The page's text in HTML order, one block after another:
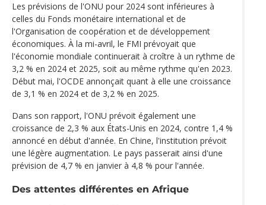
Les prévisions de l'ONU pour 2024 sont inférieures à
celles du Fonds monétaire international et de
l'Organisation de coopération et de développement
économiques. À la mi-avril, le FMI prévoyait que
l'économie mondiale continuerait à croître à un rythme de
3,2 % en 2024 et 2025, soit au même rythme qu'en 2023.
Début mai, l'OCDE annonçait quant à elle une croissance
de 3,1 % en 2024 et de 3,2 % en 2025.
Dans son rapport, l'ONU prévoit également une
croissance de 2,3 % aux États-Unis en 2024, contre 1,4 %
annoncé en début d'année. En Chine, l'institution prévoit
une légère augmentation. Le pays passerait ainsi d'une
prévision de 4,7 % en janvier à 4,8 % pour l'année.
Des attentes différentes en Afrique